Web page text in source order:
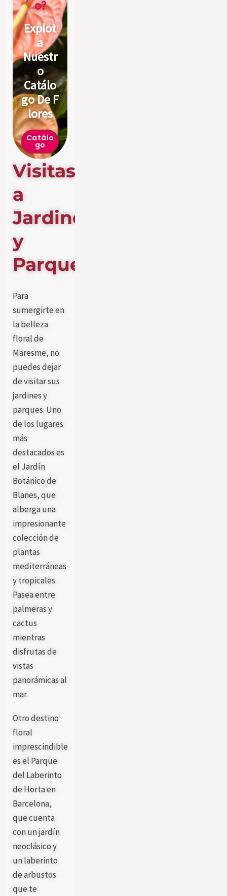
O?
Explot
A
Nuestr
O
Catálo
Go De F
Lores
Catálo
Go
Visitas
a
Jardines
y
Parques
Para
sumergirte en
la belleza
floral de
Maresme, no
puedes dejar
de visitar sus
jardines y
parques. Uno
de los lugares
más
destacados es
el Jardín
Botánico de
Blanes, que
alberga una
impresionante
colección de
plantas
mediterráneas
y tropicales.
Pasea entre
palmeras y
cactus
mientras
disfrutas de
vistas
panorámicas al
mar.
Otro destino
floral
imprescindible
es el Parque
del Laberinto
de Horta en
Barcelona,
que cuenta
con un jardín
neoclásico y
un laberinto
de arbustos
que te